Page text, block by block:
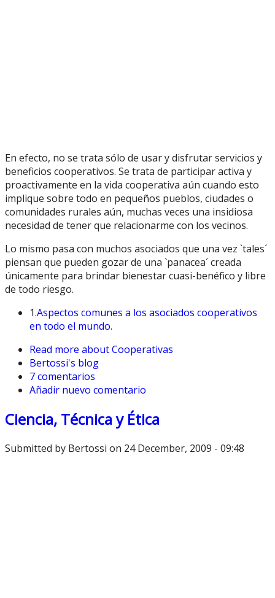
En efecto, no se trata sólo de usar y disfrutar servicios y
beneficios cooperativos. Se trata de participar activa y
proactivamente en la vida cooperativa aún cuando esto
implique sobre todo en pequeños pueblos, ciudades o
comunidades rurales aún, muchas veces una insidiosa
necesidad de tener que relacionarme con los vecinos.
Lo mismo pasa con muchos asociados que una vez `tales´
piensan que pueden gozar de una `panacea´ creada
únicamente para brindar bienestar cuasi-benéfico y libre
de todo riesgo.
1.Aspectos comunes a los asociados cooperativos
en todo el mundo.
Read more about Cooperativas
Bertossi's blog
7 comentarios
Añadir nuevo comentario
Ciencia, Técnica y Ética
Submitted by Bertossi on 24 December, 2009 - 09:48